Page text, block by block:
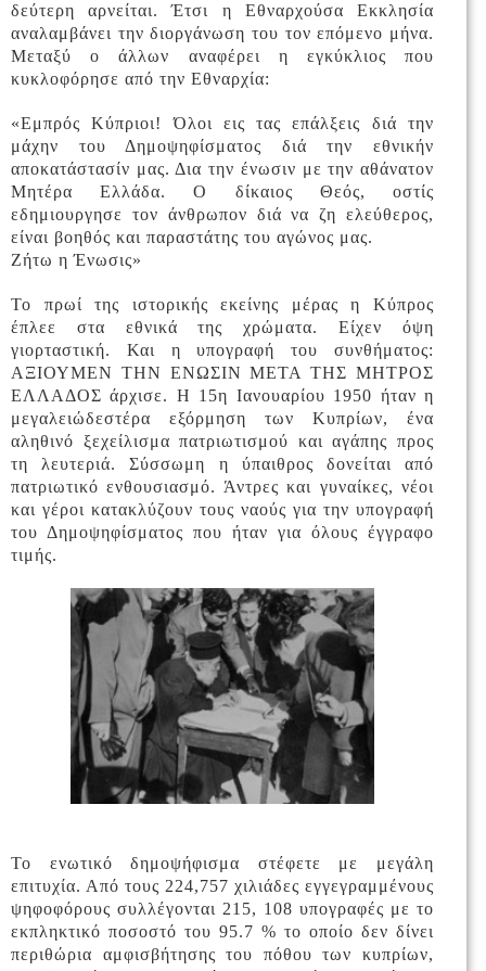
δεύτερη αρνείται. Έτσι η Εθναρχούσα Εκκλησία
αναλαμβάνει την διοργάνωση του τον επόμενο μήνα.
Μεταξύ ο άλλων αναφέρει η εγκύκλιος που
κυκλοφόρησε από την Εθναρχία:
«Εμπρός Κύπριοι! Όλοι εις τας επάλξεις διά την
μάχην του Δημοψηφίσματος διά την εθνικήν
αποκατάστασίν μας. Δια την ένωσιν με την αθάνατον
Μητέρα Ελλάδα. Ο δίκαιος Θεός, οστίς
εδημιουργησε τον άνθρωπον διά να ζη ελεύθερος,
είναι βοηθός και παραστάτης του αγώνος μας.
Ζήτω η Ένωσις»
Το πρωί της ιστορικής εκείνης μέρας η Κύπρος
έπλεε στα εθνικά της χρώματα. Είχεν όψη
γιορταστική. Και η υπογραφή του συνθήματος:
ΑΞΙΟΥΜΕΝ ΤΗΝ ΕΝΩΣΙΝ ΜΕΤΑ ΤΗΣ ΜΗΤΡΟΣ
ΕΛΛΑΔΟΣ άρχισε. Η 15η Ιανουαρίου 1950 ήταν η
μεγαλειώδεστέρα εξόρμηση των Κυπρίων, ένα
αληθινό ξεχείλισμα πατριωτισμού και αγάπης προς
τη λευτεριά. Σύσσωμη η ύπαιθρος δονείται από
πατριωτικό ενθουσιασμό. Άντρες και γυναίκες, νέοι
και γέροι κατακλύζουν τους ναούς για την υπογραφή
του Δημοψηφίσματος που ήταν για όλους έγγραφο
τιμής.
Το ενωτικό δημοψήφισμα στέφετε με μεγάλη
επιτυχία. Από τους 224,757 χιλιάδες εγγεγραμμένους
ψηφοφόρους συλλέγονται 215, 108 υπογραφές με το
εκπληκτικό ποσοστό του 95.7 % το οποίο δεν δίνει
περιθώρια αμφισβήτησης του πόθου των κυπρίων,